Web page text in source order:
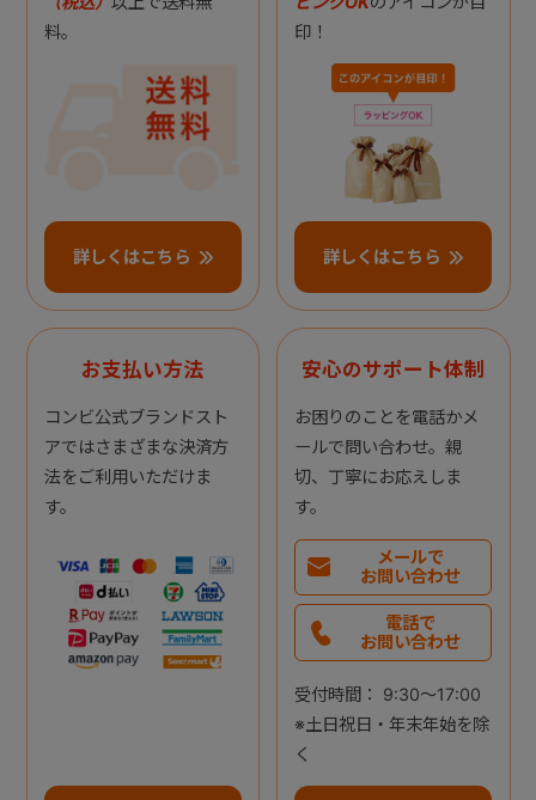
料。
詳しくはこちら
印！
詳しくはこちら
お支払い方法
コンビ公式ブランドスト
アではさまざまな決済方
法をご利用いただけま
す。
安心のサポート体制
お困りのことを電話かメ
ールで問い合わせ。親
切、丁寧にお応えしま
す。
メールで
お問い合わせ
電話で
お問い合わせ
受付時間： 9:30～17:00
※土日祝日・年末年始を除
く